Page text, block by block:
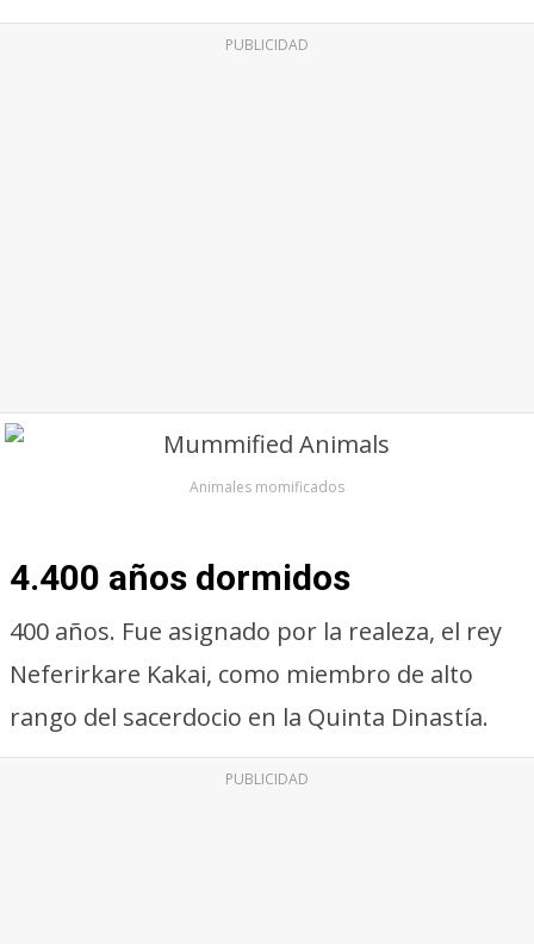
PUBLICIDAD
Animales momificados
4.400 años dormidos
400 años. Fue asignado por la realeza, el rey
Neferirkare Kakai, como miembro de alto
rango del sacerdocio en la Quinta Dinastía.
PUBLICIDAD